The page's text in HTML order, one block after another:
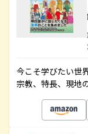
今こそ学びたい世
宗教、特長、現地